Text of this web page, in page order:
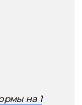
на 1